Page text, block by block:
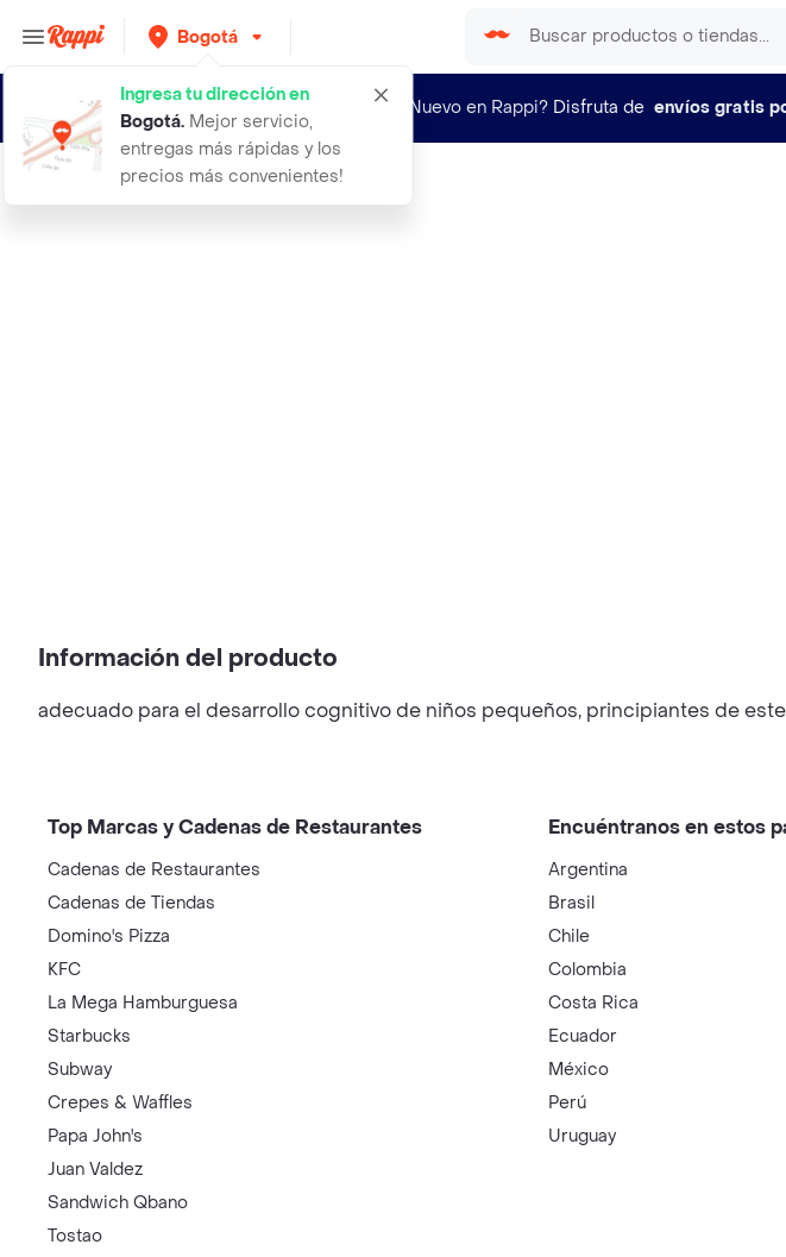
Bogotá
Ingresa tu dirección en
Bogotá. Mejor servicio,
entregas más rápidas y los
precios más convenientes!
¿Nuevo en Rappi? Disfruta de envíos gratis
cubo rubik 3x3 ultimate spiderman
Información del producto
adecuado para el desarrollo cognitivo de niños pequeños, principiantes de
Top Marcas y Cadenas de Restaurantes
Cadenas de Restaurantes
Cadenas de Tiendas
Domino's Pizza
KFC
La Mega Hamburguesa
Starbucks
Subway
Crepes & Waffles
Papa John's
Juan Valdez
Sandwich Qbano
Tostao
Encuéntranos en estos
Argentina
Brasil
Chile
Colombia
Costa Rica
Ecuador
México
Perú
Uruguay